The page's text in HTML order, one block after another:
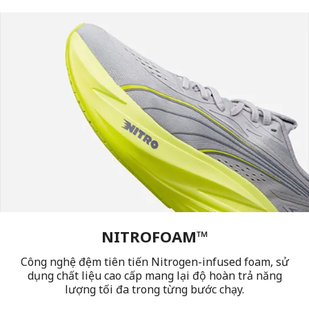
NITROFOAM™
Công nghệ đệm tiên tiến Nitrogen-infused foam, sử
dụng chất liệu cao cấp mang lại độ hoàn trả năng
lượng tối đa trong từng bước chạy.